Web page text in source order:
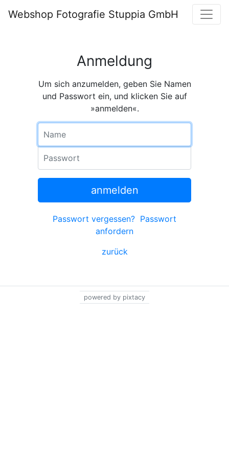
Webshop Fotografie Stuppia GmbH
Anmeldung
Um sich anzumelden, geben Sie Namen
und Passwort ein, und klicken Sie auf
»anmelden«.
anmelden
Passwort vergessen? Passwort
anfordern
zurück
powered by pixtacy